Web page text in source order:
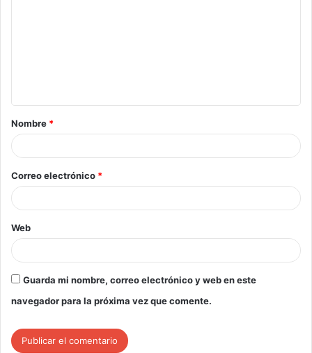
Nombre *
Correo electrónico *
Web
Guarda mi nombre, correo electrónico y web en este
navegador para la próxima vez que comente.